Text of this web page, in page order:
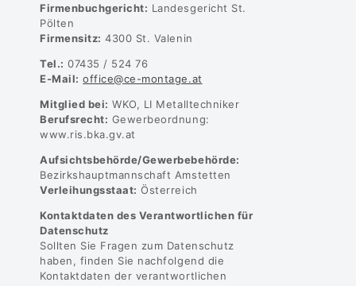
Firmenbuchgericht: Landesgericht St.
Pölten
Firmensitz: 4300 St. Valenin
Tel.: 07435 / 524 76
E-Mail: office@ce-montage.at
Mitglied bei: WKO, LI Metalltechniker
Berufsrecht: Gewerbeordnung:
www.ris.bka.gv.at
Aufsichtsbehörde/Gewerbebehörde:
Bezirkshauptmannschaft Amstetten
Verleihungsstaat: Österreich
Kontaktdaten des Verantwortlichen für
Datenschutz
Sollten Sie Fragen zum Datenschutz
haben, finden Sie nachfolgend die
Kontaktdaten der verantwortlichen